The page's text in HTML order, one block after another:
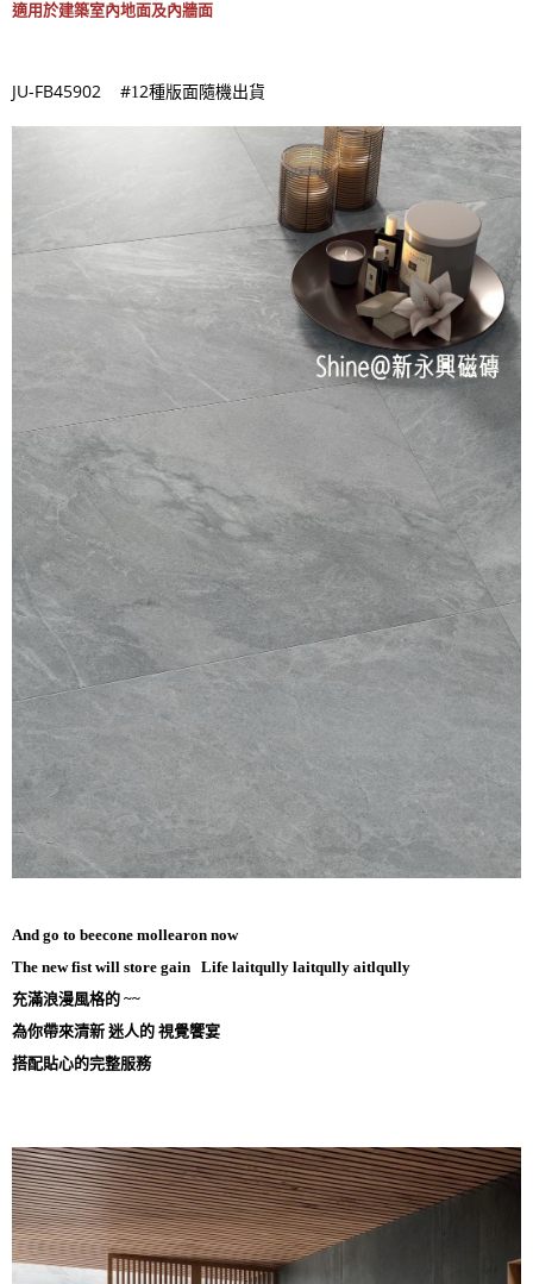
適用於建築室內地面及內牆面
JU-FB45902 #12種版面隨機出貨
And go to beecone mollearon now
The new fist will store gain Life laitqully laitqully aitlqully
充滿浪漫風格的 ~~
為你帶來清新 迷人的 視覺饗宴
搭配貼心的完整服務